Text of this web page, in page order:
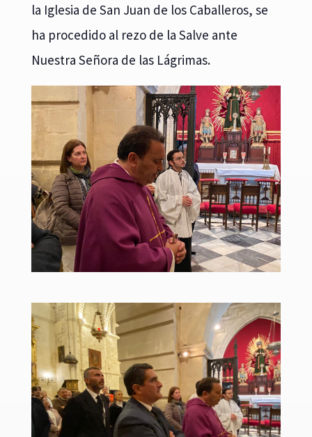
la Iglesia de San Juan de los Caballeros, se
ha procedido al rezo de la Salve ante
Nuestra Señora de las Lágrimas.